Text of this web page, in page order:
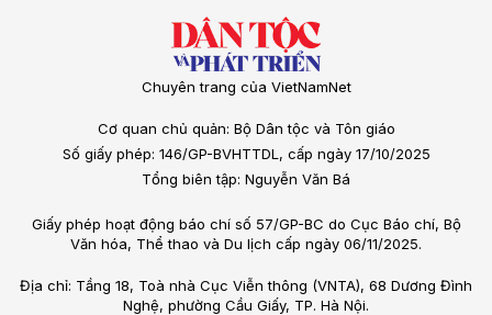
Chuyên trang của VietNamNet
Cơ quan chủ quản: Bộ Dân tộc và Tôn giáo
Số giấy phép: 146/GP-BVHTTDL, cấp ngày 17/10/2025
Tổng biên tập: Nguyễn Văn Bá
Giấy phép hoạt động báo chí số 57/GP-BC do Cục Báo chí, Bộ
Văn hóa, Thể thao và Du lịch cấp ngày 06/11/2025.
Địa chỉ: Tầng 18, Toà nhà Cục Viễn thông (VNTA), 68 Dương Đình
Nghệ, phường Cầu Giấy, TP. Hà Nội.